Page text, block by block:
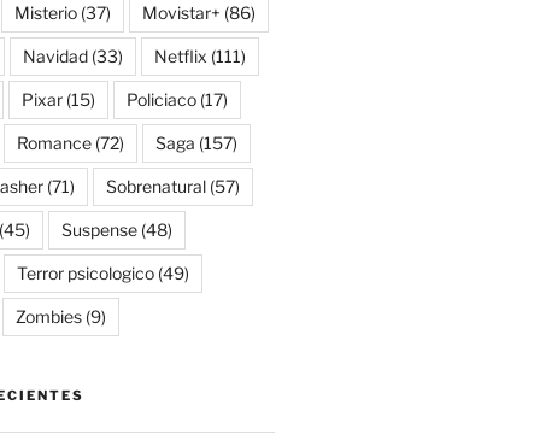
Misterio(37) Movistar+ (86)
Navidad(33) Netflix (111)
Pixar(15) Policiaco(17)
Romance(72) Saga (157)
(71) Sobrenatural(57)
Suspense(48)
Terror psicologico(49)
Zombies(9)